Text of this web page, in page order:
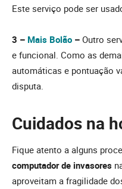
Este serviço pode ser
3 – Mais Bolão – Outro
e funcional. Como as
automáticas e pontuação
disputa.
Cuidados na
Fique atento a alguns
computador de invasores
aproveitam a fragilidade